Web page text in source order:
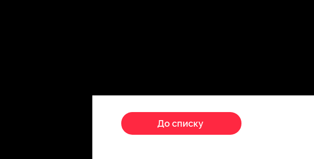
До списку